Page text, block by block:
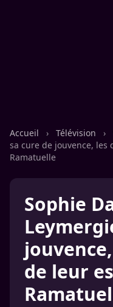
Accueil › Télévision ›
sa cure de jouvence, les
Ramatuelle
Sophie
de leur